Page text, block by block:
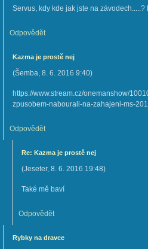
Servus, kdy kde jak jste na
Odpovědět
Kazma je prostě nej
(Šemba, 8. 6. 2016 9:40)
https://www.stream.cz/onemanshow/
zpusobem-nabourali-na-zahajeni-ms-
Odpovědět
Re: Kazma je prostě nej
(Jeseter, 8. 6. 2016 19:48)
Také mě baví
Odpovědět
Rybky na dravce